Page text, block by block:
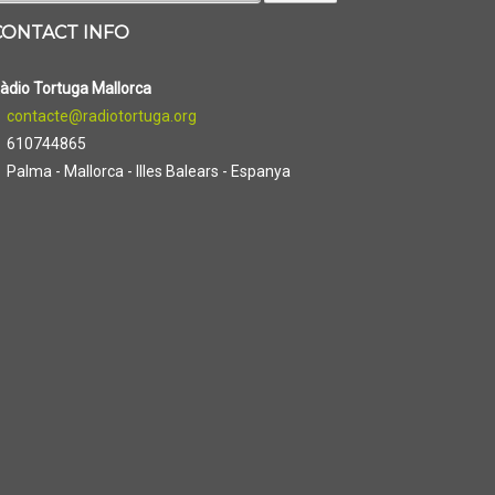
INFO
Tortuga Mallorca
contacte@radiotortuga.org
610744865
Palma - Mallorca - Illes Balears - Espanya